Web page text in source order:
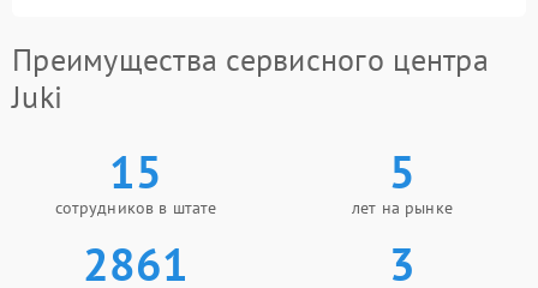
Преимущества сервисного центра
Juki
15
сотрудников в штате
5
лет на рынке
2861 3